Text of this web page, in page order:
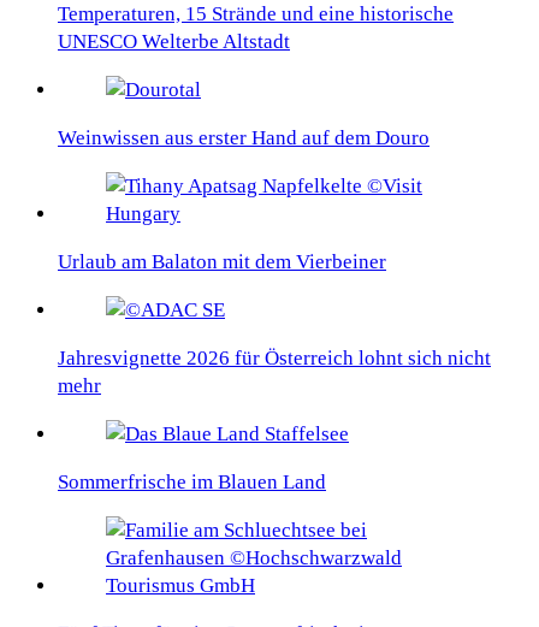
Temperaturen, 15 Strände und eine historische
UNESCO Welterbe Altstadt
Weinwissen aus erster Hand auf dem Douro
Urlaub am Balaton mit dem Vierbeiner
Jahresvignette 2026 für Österreich lohnt sich nicht
mehr
Sommerfrische im Blauen Land